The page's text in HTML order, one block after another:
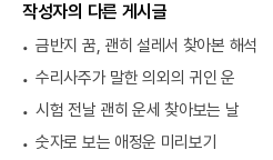
작성자의 다른 게시글
금반지 꿈, 괜히 설레서 찾아본 해석
수리사주가 말한 의외의 귀인 운
시험 전날 괜히 운세 찾아보는 날
숫자로 보는 애정운 미리보기